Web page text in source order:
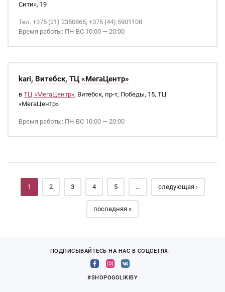
Сити», 19
Тел. +375 (21) 2350865, +375 (44) 5901108
Время работы: ПН-ВС 10:00 — 20:00
kari, Витебск, ТЦ «МегаЦентр»
в ТЦ «МегаЦентр», Витебск, пр-т, Победы, 15, ТЦ
«МегаЦентр»
Время работы: ПН-ВС 10:00 — 20:00
Страницы
1 2 3 4 5 … следующая ›
последняя »
ПОДПИСЫВАЙТЕСЬ НА НАС В СОЦСЕТЯХ:
#SHOPOGOLIKIBY